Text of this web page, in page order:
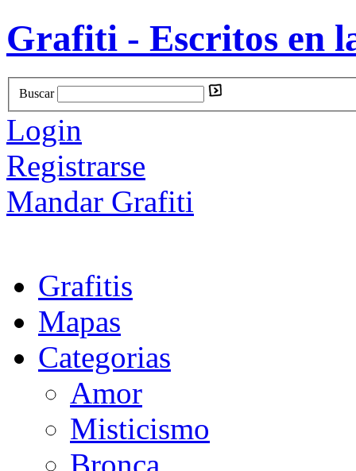
Grafiti - Escritos en
Buscar
Login
Registrarse
Mandar Grafiti
Grafitis
Mapas
Categorias
Amor
Misticismo